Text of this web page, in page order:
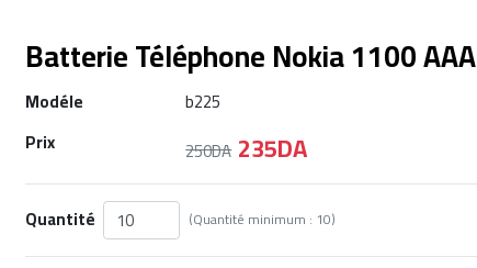
Batterie Téléphone Nokia 1100 AAA
Modéle
b225
Prix
250DA 235DA
Quantité (Quantité minimum : 10)